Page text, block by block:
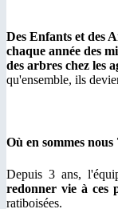
Des Enfants et des
chaque année des
des arbres chez les
qu'ensemble, ils
Où en sommes nous
Depuis 3 ans,
redonner vie à ces
ratiboisées.